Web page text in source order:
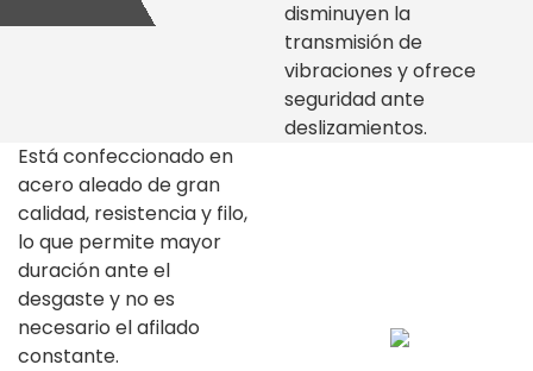
disminuyen la
transmisión de
vibraciones y ofrece
seguridad ante
deslizamientos.
Está confeccionado en
acero aleado de gran
calidad, resistencia y filo,
lo que permite mayor
duración ante el
desgaste y no es
necesario el afilado
constante.